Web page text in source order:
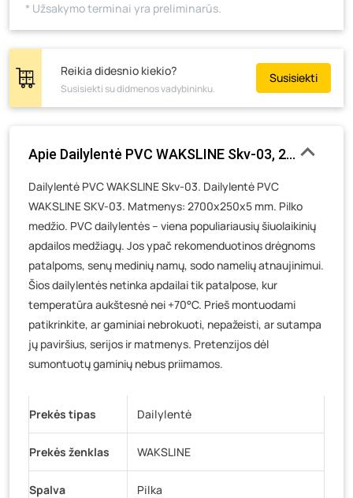
Kauno g. 160, Marijampolė- 3 pakuotės
Skuodo g. 41, Mažeikiai- 0 pakuočių
Žemaičių g. 2, Raseiniai- 4 pakuotės
Pramonės g. 6E, Šilutė- 0 pakuočių
Luokės g. 82, Telšiai- 12 pakuočių
Veteranų g. 11, Visaginas - 3 pakuotės
Baravykų g. 1, Druskininkai- 4 pakuotės
Vilniaus g. 89D, Ukmergė - 2 pakuotės
K. Donelaičio g. 17, Rokiškis- 9 pakuotės
Šaltupės g. 64, Zarasai- 8 pakuotės
* Užsakymo terminai yra preliminarūs.
Reikia didesnio kiekio?
Susisiekti su didmenos vadybininku.
Susisiekti
Apie Dailylentė PVC WAKSLINE Skv-03, 2700 x
Dailylentė PVC WAKSLINE Skv-03. Dailylentė PVC
WAKSLINE SKV-03. Matmenys: 2700x250x5 mm. Pilko
medžio. PVC dailylentės – viena populiariausių šiuolaikinių
apdailos medžiagų. Jos ypač rekomenduotinos drėgnoms
patalpoms, senų medinių namų, sodo namelių atnaujinimui.
Šios dailylentės netinka apdailai tik patalpose, kur
temperatūra aukštesnė nei +70°C. Prieš montuodami
patikrinkite, ar gaminiai nebrokuoti, nepažeisti, ar sutampa
jų paviršius, serijos ir matmenys. Pretenzijos dėl
sumontuotų gaminių nebus priimamos.
Prekės tipas Dailylentė
Prekės ženklas WAKSLINE
Spalva Pilka